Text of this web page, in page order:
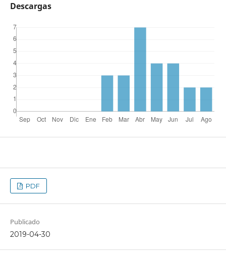
Descargas
PDF
Publicado
2019-04-30